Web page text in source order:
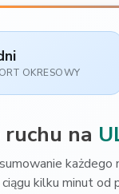
OKRESOWY
na
każdego
kilku minut od